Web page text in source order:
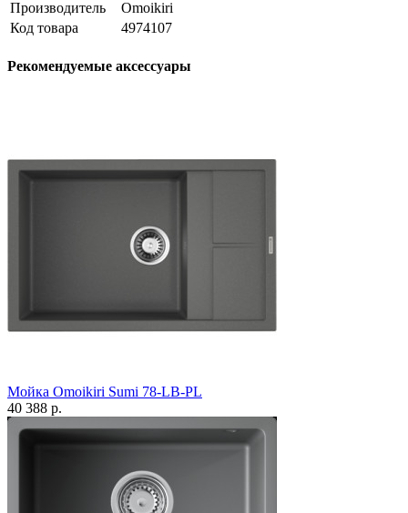
Производитель
Omoikiri
Код товара
4974107
Рекомендуемые аксессуары
Мойка Omoikiri Sumi 78-LB-PL
40 388 р.